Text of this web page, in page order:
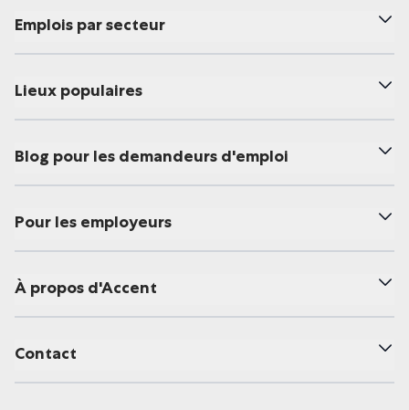
Emplois par secteur
Lieux populaires
Blog pour les demandeurs d'emploi
Pour les employeurs
À propos d'Accent
Contact